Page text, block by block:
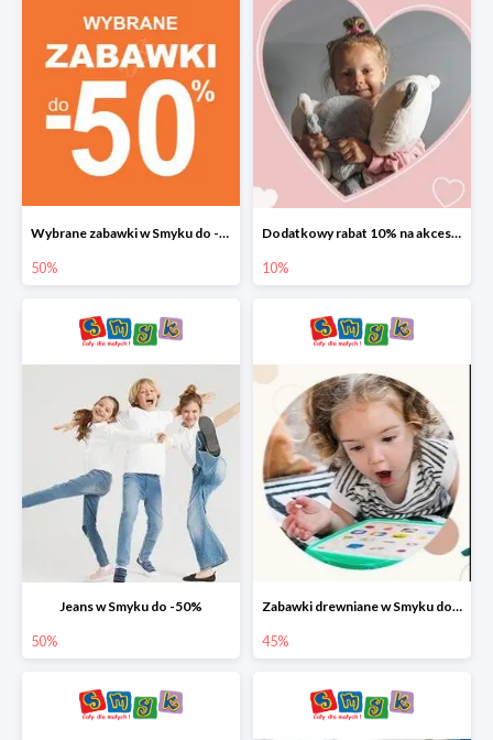
Wybrane zabawki w Smyku do -50%
50%
Dodatkowy rabat 10% na akcesoria dziecięce
10%
Jeans w Smyku do -50%
50%
Zabawki drewniane w Smyku do -45%
45%